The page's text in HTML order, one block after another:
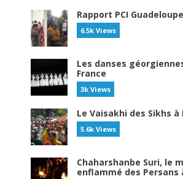
Rapport PCI Guadeloupe
6.5k Views
Les danses
France
3k Views
Le Vaisakhi des Sikhs à
5.6k Views
Chaharshanbe Suri, le
enflammé des Persans